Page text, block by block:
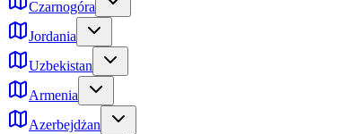
Czarnogóra
Jordania
Uzbekistan
Armenia
Azerbejdżan